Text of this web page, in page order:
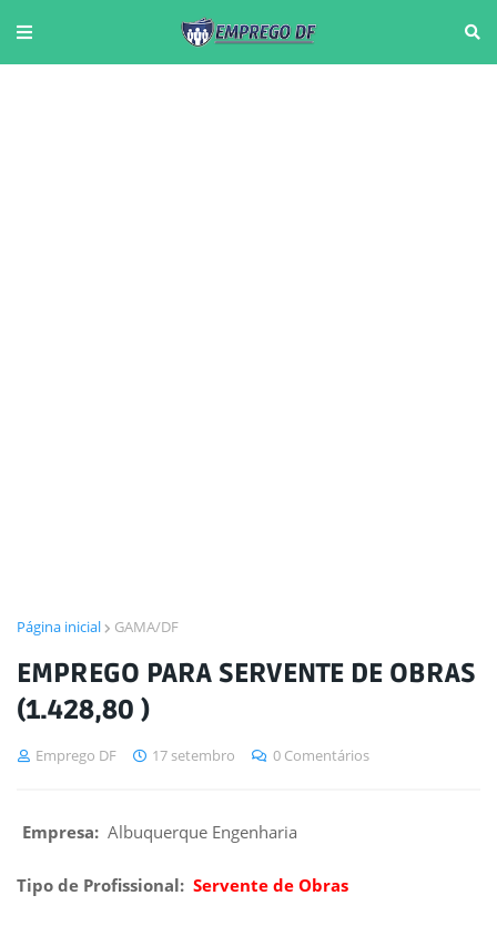
Página inicial GAMA/DF
EMPREGO PARA SERVENTE DE OBRAS
(1.428,80 )
Emprego DF 17 setembro 0 Comentários
Empresa: Albuquerque Engenharia
Tipo de Profissional: Servente de Obras